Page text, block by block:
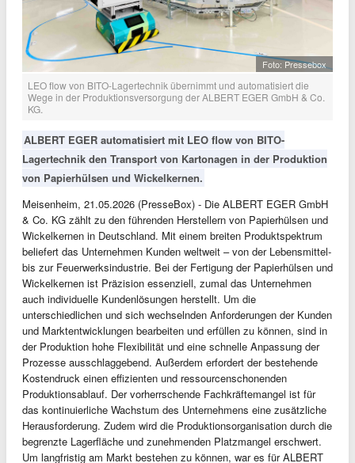
Foto: Pressebox
LEO flow von BITO-Lagertechnik übernimmt und automatisiert die
Wege in der Produktionsversorgung der ALBERT EGER GmbH & Co.
KG.
ALBERT EGER automatisiert mit LEO flow von BITO-
Lagertechnik den Transport von Kartonagen in der Produktion
von Papierhülsen und Wickelkernen.
Meisenheim, 21.05.2026 (PresseBox) - Die ALBERT EGER GmbH
& Co. KG zählt zu den führenden Herstellern von Papierhülsen und
Wickelkernen in Deutschland. Mit einem breiten Produktspektrum
beliefert das Unternehmen Kunden weltweit – von der Lebensmittel-
bis zur Feuerwerksindustrie. Bei der Fertigung der Papierhülsen und
Wickelkernen ist Präzision essenziell, zumal das Unternehmen
auch individuelle Kundenlösungen herstellt. Um die
unterschiedlichen und sich wechselnden Anforderungen der Kunden
und Marktentwicklungen bearbeiten und erfüllen zu können, sind in
der Produktion hohe Flexibilität und eine schnelle Anpassung der
Prozesse ausschlaggebend. Außerdem erfordert der bestehende
Kostendruck einen effizienten und ressourcenschonenden
Produktionsablauf. Der vorherrschende Fachkräftemangel ist für
das kontinuierliche Wachstum des Unternehmens eine zusätzliche
Herausforderung. Zudem wird die Produktionsorganisation durch die
begrenzte Lagerfläche und zunehmenden Platzmangel erschwert.
Um langfristig am Markt bestehen zu können, war es für ALBERT